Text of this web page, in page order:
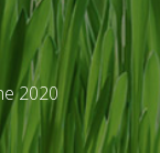
2020